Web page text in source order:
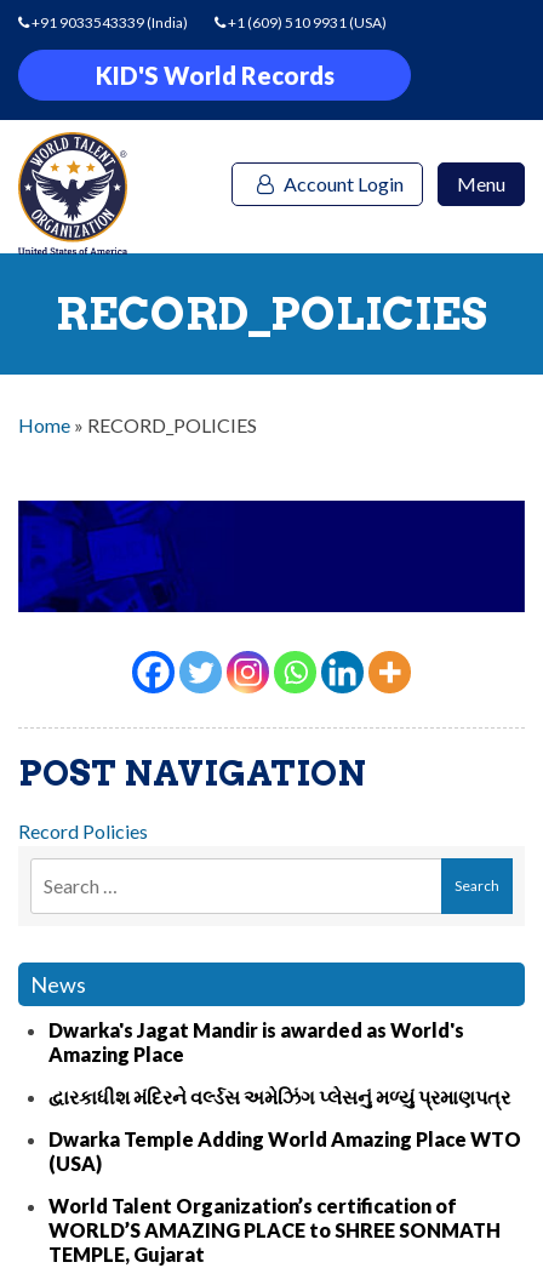
+91 9033543339(India) +1 (609) 510 9931(USA)
KID'S World Records
Account Login Menu
RECORD_POLICIES
Home » RECORD_POLICIES
POST NAVIGATION
Record Policies
News
Dwarka's Jagat Mandir is awarded as World's
Amazing Place
દ્વારકાધીશ મંદિરને વર્લ્ડસ અમેઝિંગ પ્લેસનું મળ્યું પ્રમાણપત્ર
Dwarka Temple Adding World Amazing Place WTO
(USA)
World Talent Organization’s certification of
WORLD’S AMAZING PLACE to SHREE SONMATH
TEMPLE, Gujarat